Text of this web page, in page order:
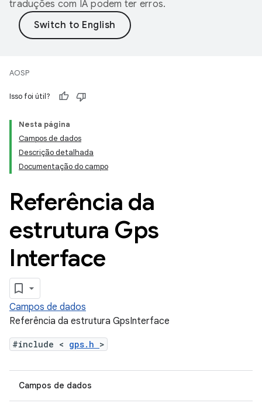
traduções com IA podem ter erros.
AOSP
Isso foi útil?
Nesta página
Campos de dados
Descrição detalhada
Documentação do campo
Referência da
estrutura Gps
Interface
Campos de dados
Referência da estrutura GpsInterface
#include < gps.h >
Campos de dados